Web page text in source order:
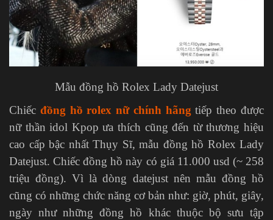
Mẫu đồng hồ Rolex Lady Datejust
Chiếc đồng hồ rolex nữ chính hãng tiếp theo được
nữ thần idol Kpop ưa thích cũng đến từ thương hiệu
cao cấp bậc nhất Thụy Sĩ, mẫu đồng hồ Rolex Lady
Datejust. Chiếc đồng hồ này có giá 11.000 usd (~ 258
triệu đồng). Vì là dòng datejust nên mẫu đồng hồ
cũng có những chức năng cơ bản như: giờ, phút, giây,
ngày như những đồng hồ khác thuộc bộ sưu tập